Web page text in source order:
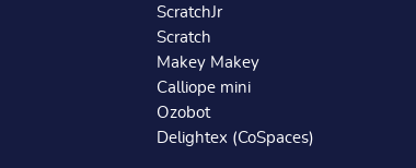
ScratchJr
Scratch
Makey Makey
Calliope mini
Ozobot
Delightex (CoSpaces)